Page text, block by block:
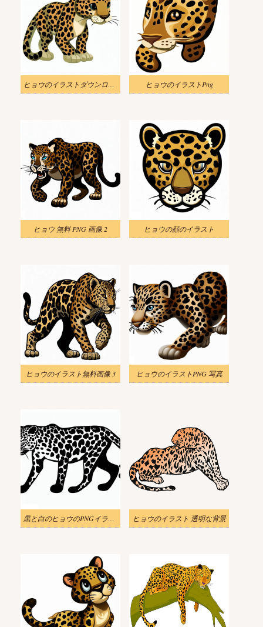
ヒョウのイラストダウンロード ヒョウのイラストPng
ヒョウ 無料 PNG 画像 2 ヒョウの顔のイラスト
ヒョウのイラスト無料画像 3 ヒョウのイラストPNG 写真
黒と白のヒョウのPNGイラスト ヒョウのイラスト 透明な背景